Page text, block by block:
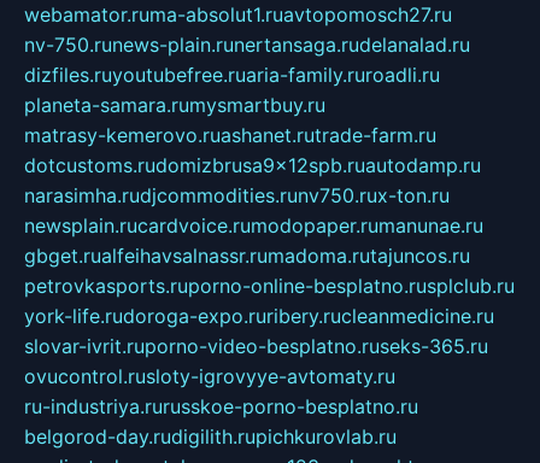
webamator.ruma-absolut1.ruavtopomosch27.ru
nv-750.runews-plain.runertansaga.rudelanalad.ru
dizfiles.ruyoutubefree.ruaria-family.ruroadli.ru
planeta-samara.rumysmartbuy.ru
matrasy-kemerovo.ruashanet.rutrade-farm.ru
dotcustoms.rudomizbrusa9x12spb.ruautodamp.ru
narasimha.rudjcommodities.runv750.rux-ton.ru
newsplain.rucardvoice.rumodopaper.rumanunae.ru
gbget.rualfeihavsalnassr.rumadoma.rutajuncos.ru
petrovkasports.ruporno-online-besplatno.rusplclub.ru
york-life.rudoroga-expo.ruribery.rucleanmedicine.ru
slovar-ivrit.ruporno-video-besplatno.ruseks-365.ru
ovucontrol.rusloty-igrovyye-avtomaty.ru
ru-industriya.rurusskoe-porno-besplatno.ru
belgorod-day.rudigilith.rupichkurovlab.ru